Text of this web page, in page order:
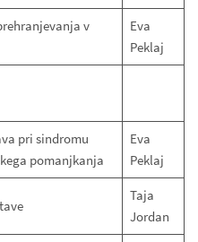
v
Eva
Peklaj
pri sindromu
pomanjkanja
Eva
Peklaj
Taja
Jordan